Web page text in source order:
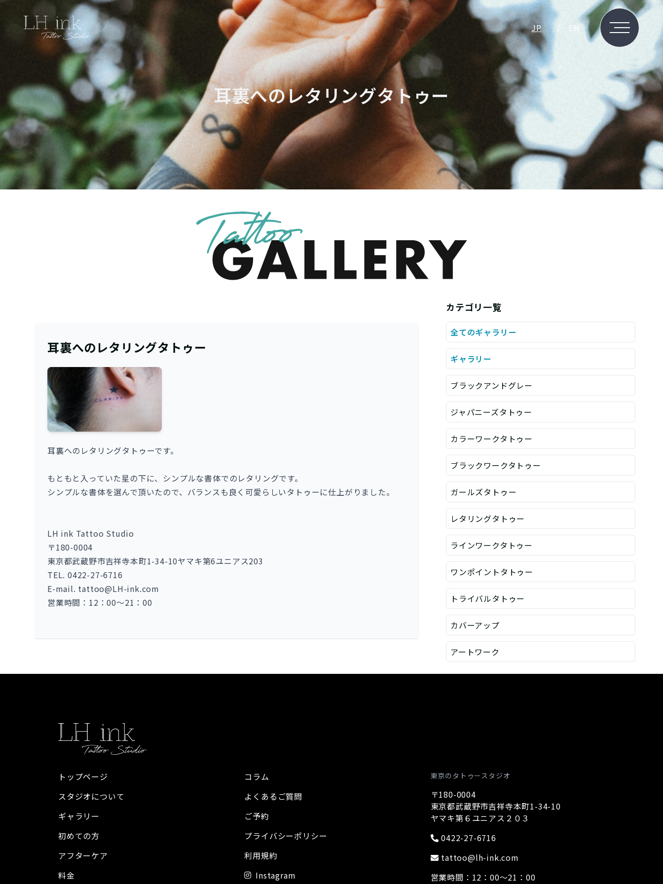
JP EN
耳裏へのレタリングタトゥー
耳裏へのレタリングタトゥー
耳裏へのレタリングタトゥーです。
もともと入っていた星の下に、シンプルな書体でのレタリングです。
シンプルな書体を選んで頂いたので、バランスも良く可愛らしいタトゥーに仕上がりました。
LH ink Tattoo Studio
〒180-0004
東京都武蔵野市吉祥寺本町1-34-10ヤマキ第6ユニアス203
TEL. 0422-27-6716
E-mail. tattoo@LH-ink.com
営業時間：12：00～21：00
カテゴリ一覧
全てのギャラリー
ギャラリー
ブラックアンドグレー
ジャパニーズタトゥー
カラーワークタトゥー
ブラックワークタトゥー
ガールズタトゥー
レタリングタトゥー
ラインワークタトゥー
ワンポイントタトゥー
トライバルタトゥー
カバーアップ
アートワーク
トップページ
スタジオについて
ギャラリー
初めての方
アフターケア
料金
コラム
よくあるご質問
ご予約
プライバシーポリシー
利用規約
Instagram
東京のタトゥースタジオ
〒180-0004
東京都武蔵野市吉祥寺本町1-34-10
ヤマキ第６ユニアス２０３
0422-27-6716
tattoo@lh-ink.com
営業時間：12：00～21：00